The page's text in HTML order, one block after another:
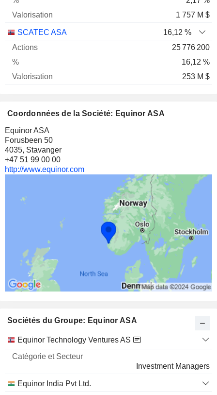
1 757 M $
SCATEC ASA
16,12 %
25 776 200
16,12 %
253 M $
Coordonnées de la Société: Equinor ASA
Equinor ASA
Forusbeen 50
4035, Stavanger
+47 51 99 00 00
http://www.equinor.com
Sociétés du Groupe: Equinor ASA
Nom
Catégorie
Secteur
Equinor Technology Ventures AS
Investment Managers
Equinor India Pvt Ltd.